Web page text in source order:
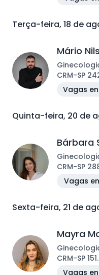
Terça-feira, 18 de
Mário
CRM-SP
Vagas
Quinta-feira, 20 de
Bárbara
CRM-SP
Vagas
Sexta-feira, 21 de
Mayra
CRM-SP
Vagas